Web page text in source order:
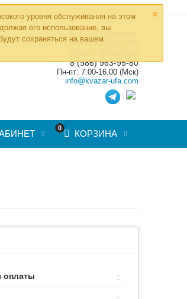
×
уровня обслуживания на этом
его использование, вы
сохраняться на вашем
8 (800) 700-19-50
8 (495) 255-77-08
8 (986) 963-95-80
Пн-пт: 7.00-16.00 (Мск)
info@kvazar-ufa.com
0
КОРЗИНА
оплаты